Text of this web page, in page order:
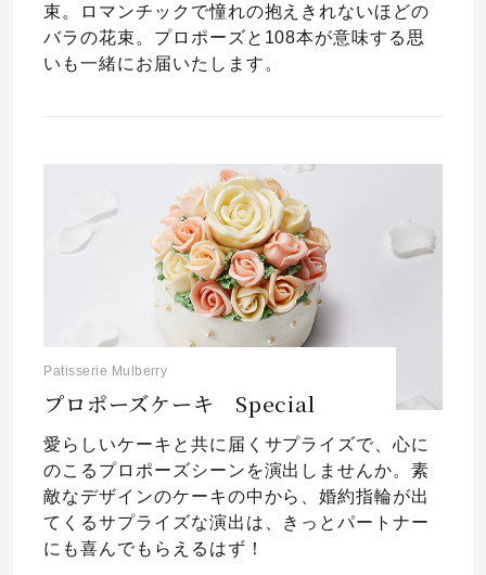
束。ロマンチックで憧れの抱えきれないほどの
バラの花束。プロポーズと108本が意味する思
いも一緒にお届いたします。
Patisserie Mulberry
プロポーズケーキ Special
愛らしいケーキと共に届くサプライズで、心に
のこるプロポーズシーンを演出しませんか。素
敵なデザインのケーキの中から、婚約指輪が出
てくるサプライズな演出は、きっとパートナー
にも喜んでもらえるはず！